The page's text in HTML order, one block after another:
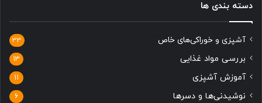
دسته بندی ها
آشپزی و خوراکی‌های خاص 33
بررسی مواد غذایی 13
آموزش آشپزی 11
نوشیدنی‌ها و دسرها 6